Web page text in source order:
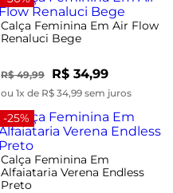
Calça Feminina Em Air Flow
Renaluci Bege
R$ 49,99 R$ 34,99
ou 1x de R$ 34,99 sem juros
-25%
Calça Feminina Em
Alfaiataria Verena Endless
Preto